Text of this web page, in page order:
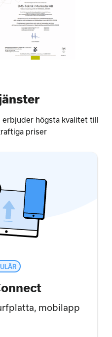
erbjuder högsta kvalitet till
priser
mobilapp